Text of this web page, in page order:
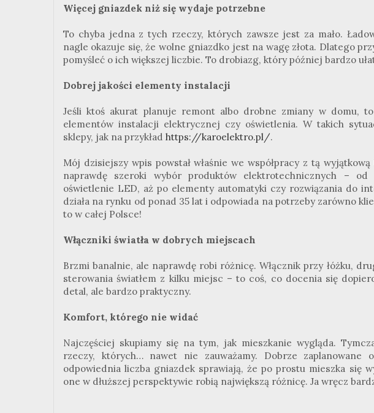
Więcej gniazdek niż się wydaje potrzebne
To chyba jedna z tych rzeczy, których zawsze jest za mało.
nagle okazuje się, że wolne gniazdko jest na wagę złota. Dlatego
pomyśleć o ich większej liczbie. To drobiazg, który później bardzo
Dobrej jakości elementy instalacji
Jeśli ktoś akurat planuje remont albo drobne zmiany w domu,
elementów instalacji elektrycznej czy oświetlenia. W takich
sklepy, jak na przykład https://karoelektro.pl/.
Mój dzisiejszy wpis powstał właśnie we współpracy z tą
naprawdę szeroki wybór produktów elektrotechnicznych –
oświetlenie LED, aż po elementy automatyki czy rozwiązania do
działa na rynku od ponad 35 lat i odpowiada na potrzeby zarówno
to w całej Polsce!
Włączniki światła w dobrych miejscach
Brzmi banalnie, ale naprawdę robi różnicę. Włącznik przy łóżku,
sterowania światłem z kilku miejsc – to coś, co docenia się
detal, ale bardzo praktyczny.
Komfort, którego nie widać
Najczęściej skupiamy się na tym, jak mieszkanie wygląda.
rzeczy, których… nawet nie zauważamy. Dobrze zaplanowane
odpowiednia liczba gniazdek sprawiają, że po prostu mieszka się
one w dłuższej perspektywie robią największą różnicę. Ja wręcz